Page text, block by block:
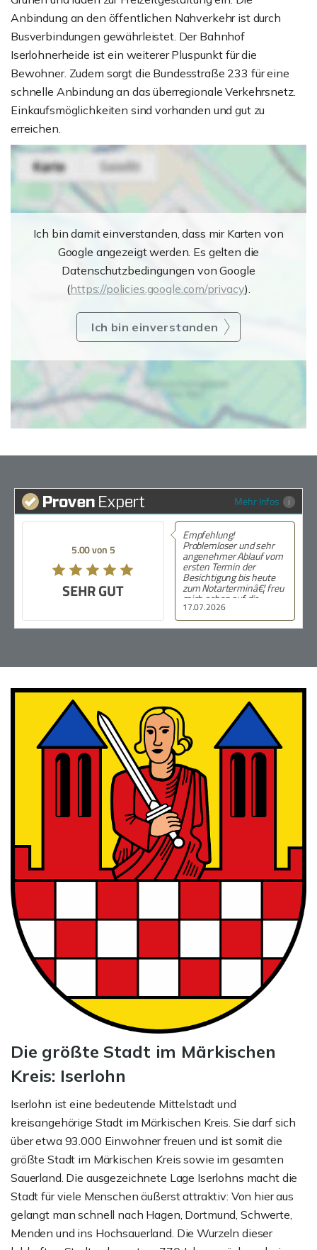
Anbindung an den öffentlichen Nahverkehr ist durch
Busverbindungen gewährleistet. Der Bahnhof
Iserlohnerheide ist ein weiterer Pluspunkt für die
Bewohner. Zudem sorgt die Bundesstraße 233 für eine
schnelle Anbindung an das überregionale Verkehrsnetz.
Einkaufsmöglichkeiten sind vorhanden und gut zu
erreichen.
Ich bin damit einverstanden, dass mir Karten von
Google angezeigt werden. Es gelten die
Datenschutzbedingungen von Google
(https://policies.google.com/privacy).
Ich bin einverstanden
Mehr Infos
5.00 von 5
SEHR GUT
17.07.2026
Empfehlung!
Problemloser und sehr
angenehmer Ablauf vom
ersten Termin der
Besichtigung bis heute
zum Notarterminâ€¦ freu
mich schon auf die
SchlÃ¼sselÃ¼bergabe.
Ganz groÃŸes
DankeschÃ¶n an Frau
Die größte Stadt im Märkischen
Kreis: Iserlohn
Iserlohn ist eine bedeutende Mittelstadt und
kreisangehörige Stadt im Märkischen Kreis. Sie darf sich
über etwa 93.000 Einwohner freuen und ist somit die
größte Stadt im Märkischen Kreis sowie im gesamten
Sauerland. Die ausgezeichnete Lage Iserlohns macht die
Stadt für viele Menschen äußerst attraktiv: Von hier aus
gelangt man schnell nach Hagen, Dortmund, Schwerte,
Menden und ins Hochsauerland. Die Wurzeln dieser